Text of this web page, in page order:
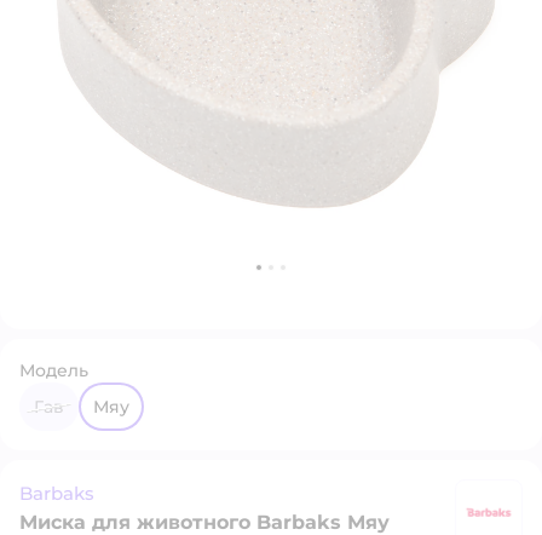
Модель
Гав
Мяу
Barbaks
Миска для животного Barbaks Мяу